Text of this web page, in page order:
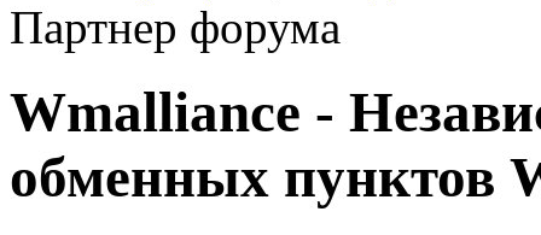
Партнер форума
Wmalliance -
обменных пунктов